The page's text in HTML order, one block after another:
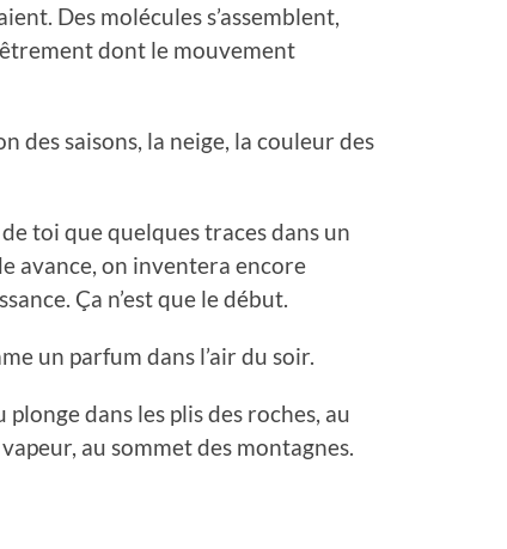
Des molécules s’assemblent,
dont le mouvement
des saisons, la neige, la couleur des
toi que quelques traces dans un
avance, on inventera encore
Ça n’est que le début.
un parfum dans l’air du soir.
dans les plis des roches, au
au sommet des montagnes.